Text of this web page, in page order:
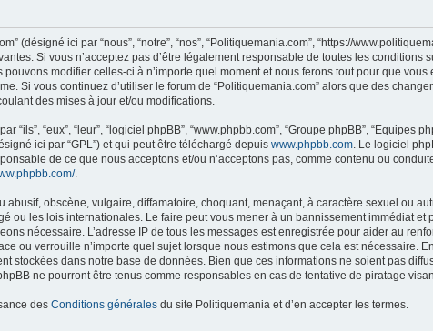
(désigné ici par “nous”, “notre”, “nos”, “Politiquemania.com”, “https://
Si vous n’acceptez pas d’être légalement responsable de toutes les conditions
modifier celles-ci à n’importe quel moment et nous ferons tout pour que
Si vous continuez d’utiliser le forum de “Politiquemania.com” alors que des
des mises à jour et/ou modifications.
“ils”, “eux”, “leur”, “logiciel phpBB”, “www.phpbb.com”, “Groupe phpBB”, “Equipes
ici par “GPL”) et qui peut être téléchargé depuis www.phpbb.com. Le logiciel
de ce que nous acceptons et/ou n’acceptons pas, comme contenu ou
.
abusif, obscène, vulgaire, diffamatoire, choquant, menaçant, à caractère sexuel ou
ou les lois internationales. Le faire peut vous mener à un bannissement immédiat et
nécessaire. L’adresse IP de tous les messages est enregistrée pour aider au
ou verrouille n’importe quel sujet lorsque nous estimons que cela est nécessaire.
stockées dans notre base de données. Bien que ces informations ne soient pas
ne pourront être tenus comme responsables en cas de tentative de piratage
des Conditions générales du site Politiquemania et d’en accepter les termes.